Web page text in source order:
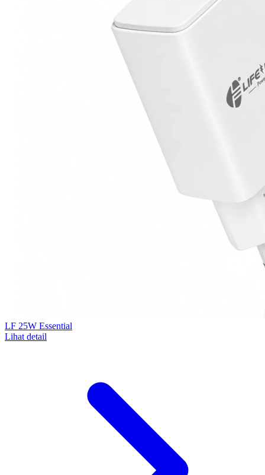
LF 25W Essential
Lihat detail